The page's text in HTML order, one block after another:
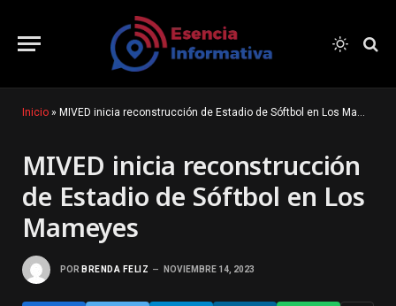
Inicio » MIVED inicia reconstrucción de Estadio de Sóftbol en Los Mameyes
MIVED inicia reconstrucción
de Estadio de Sóftbol en Los
Mameyes
POR BRENDA FELIZ NOVIEMBRE 14, 2023